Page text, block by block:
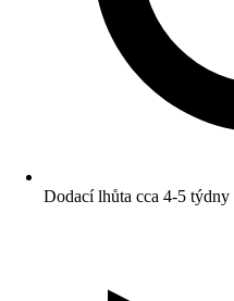
Dodací lhůta cca 4-5 týdny